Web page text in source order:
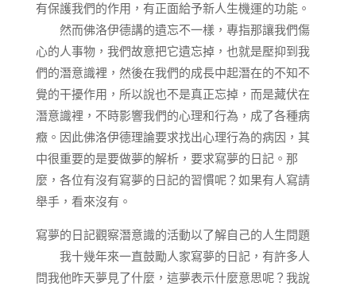
有保護我們的作用，有正面給予新人生機運的功能。
然而佛洛伊德講的遺忘不一樣，專指那讓我們傷
心的人事物，我們故意把它遺忘掉，也就是壓抑到我
們的潛意識裡，然後在我們的成長中起潛在的不知不
覺的干擾作用，所以說也不是真正忘掉，而是藏伏在
潛意識裡，不時影響我們的心理和行為，成了各種病
癥。因此佛洛伊德理論要求找出心理行為的病因，其
中很重要的是要做夢的解析，要求寫夢的日記。那
麼，各位有沒有寫夢的日記的習慣呢？如果有人寫請
舉手，看來沒有。
寫夢的日記觀察潛意識的活動以了解自己的人生問題
我十幾年來一直鼓勵人家寫夢的日記，有許多人
問我他昨天夢見了什麼，這夢表示什麼意思呢？我說